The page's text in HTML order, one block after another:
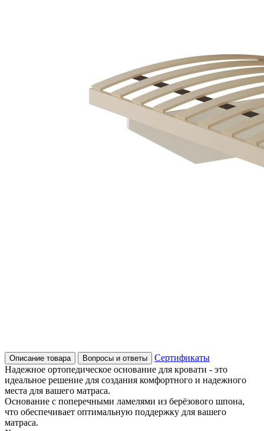
Описание товара Вопросы и ответы
Сертификаты
Надежное ортопедическое основание для кровати - это
идеальное решение для создания комфортного и надежного
места для вашего матраса.
Основание с поперечными ламелями из берёзового шпона,
что обеспечивает оптимальную поддержку для вашего
матраса.